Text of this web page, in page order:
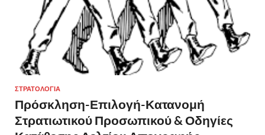
ΣΤΡΑΤΟΛΟΓΊΑ
Πρόσκληση-Επιλογή-Κατανομή
Στρατιωτικού Προσωπικού & Οδηγίες